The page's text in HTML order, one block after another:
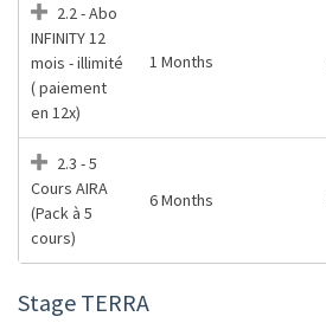
2.2 - Abo
INFINITY 12
mois - illimité
( paiement
en 12x)
1 Months
2.3 - 5
Cours AIRA
(Pack à 5
cours)
6 Months
Stage TERRA